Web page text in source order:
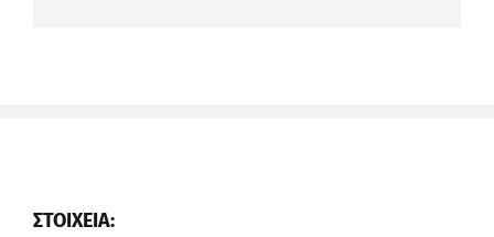
ΣΤΟΙΧΕΊΑ: